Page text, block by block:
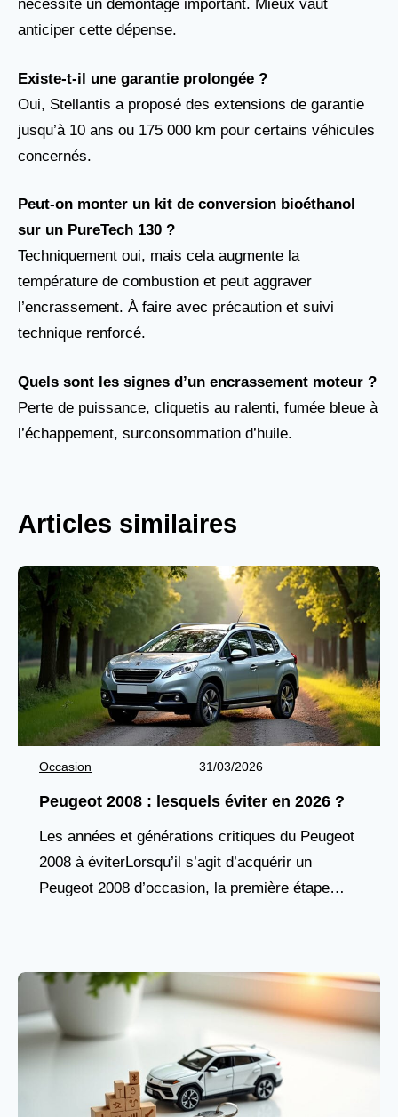
nécessite un démontage important. Mieux vaut
anticiper cette dépense.
Existe-t-il une garantie prolongée ?
Oui, Stellantis a proposé des extensions de garantie
jusqu’à 10 ans ou 175 000 km pour certains véhicules
concernés.
Peut-on monter un kit de conversion bioéthanol
sur un PureTech 130 ?
Techniquement oui, mais cela augmente la
température de combustion et peut aggraver
l’encrassement. À faire avec précaution et suivi
technique renforcé.
Quels sont les signes d’un encrassement moteur ?
Perte de puissance, cliquetis au ralenti, fumée bleue à
l’échappement, surconsommation d’huile.
Articles similaires
Occasion 31/03/2026
Peugeot 2008 : lesquels éviter en 2026 ?
Les années et générations critiques du Peugeot
2008 à éviterLorsqu’il s’agit d’acquérir un
Peugeot 2008 d’occasion, la première étape